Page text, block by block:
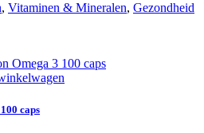
, Vitaminen & Mineralen, Gezondheid
caps